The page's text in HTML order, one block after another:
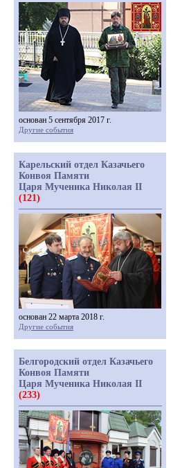
основан 5 сентября 2017 г.
Другие события
Карельский отдел Казачьего
Конвоя Памяти
Царя Мученика Николая II
(121)
основан 22 марта 2018 г.
Другие события
Белгородский отдел Казачьего
Конвоя Памяти
Царя Мученика Николая II
(233)